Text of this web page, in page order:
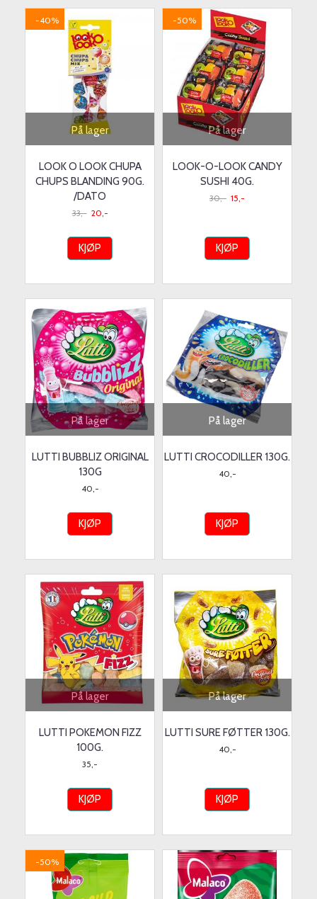
På lager
-40%
LOOK O LOOK CHUPA
CHUPS BLANDING 90G.
/DATO
33,- 20,-
KJØP
På lager
-50%
LOOK-O-LOOK CANDY
SUSHI 40G.
30,- 15,-
KJØP
På lager
LUTTI BUBBLIZ ORIGINAL
130G
40,-
KJØP
På lager
LUTTI CROCODILLER 130G.
40,-
KJØP
På lager
LUTTI POKEMON FIZZ
100G.
35,-
KJØP
På lager
LUTTI SURE FØTTER 130G.
40,-
KJØP
-50%